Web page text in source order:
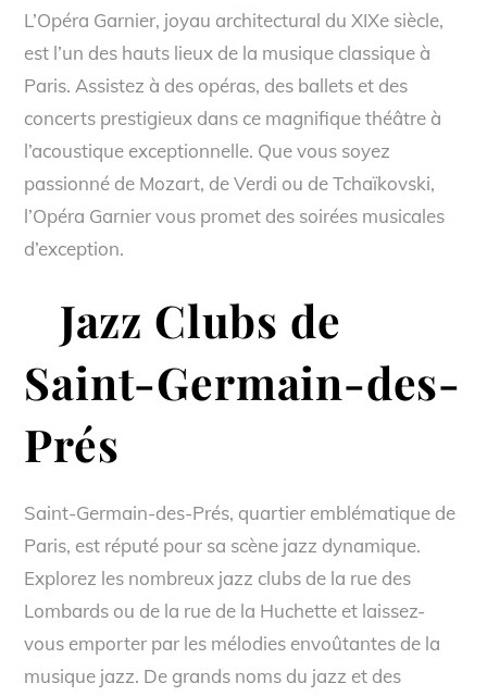
L’Opéra Garnier, joyau architectural du XIXe siècle,
est l’un des hauts lieux de la musique classique à
Paris. Assistez à des opéras, des ballets et des
concerts prestigieux dans ce magnifique théâtre à
l’acoustique exceptionnelle. Que vous soyez
passionné de Mozart, de Verdi ou de Tchaïkovski,
l’Opéra Garnier vous promet des soirées musicales
d’exception.
Jazz Clubs de
Saint-Germain-des-
Prés
Saint-Germain-des-Prés, quartier emblématique de
Paris, est réputé pour sa scène jazz dynamique.
Explorez les nombreux jazz clubs de la rue des
Lombards ou de la rue de la Huchette et laissez-
vous emporter par les mélodies envoûtantes de la
musique jazz. De grands noms du jazz et des